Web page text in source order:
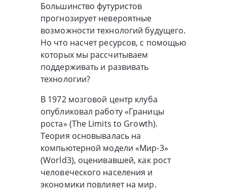
Большинство футуристов
прогнозирует невероятные
возможности технологий будущего.
Но что насчет ресурсов, с помощью
которых мы рассчитываем
поддерживать и развивать
технологии?
В 1972 мозговой центр клуба
опубликовал работу «Границы
роста» (The Limits to Growth).
Теория основывалась на
компьютерной модели «Мир-3»
(World3), оценивавшей, как рост
человеческого населения и
экономики повлияет на мир.